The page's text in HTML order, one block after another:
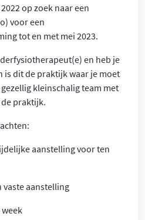
op zoek naar een
voor een
tot en met mei 2023.
en heb je
is dit de praktijk waar je moet
kleinschalig team met
praktijk.
aanstelling voor ten
aanstelling